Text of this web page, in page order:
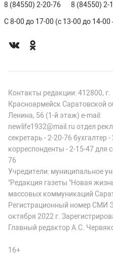
8 (84550) 2-20-76 8 (84550) 2-
С 8-00 до 17-00 (с 13-00 до 14-
Контакты редакции: 412800, г.
Красноармейск Саратовской
Ленина, 56 (1-й этаж) e-mail:
newlife1932@mail.ru отдел
секретарь - 2-20-76 бухгалтер -
корреспонденты - 2-15-47 для
76
Учредители: муниципальное
"Редакция газеты "Новая
массовых коммуникаций
Регистрационный номер СМИ
октября 2022 г.
Главный редактор А.С.
16+